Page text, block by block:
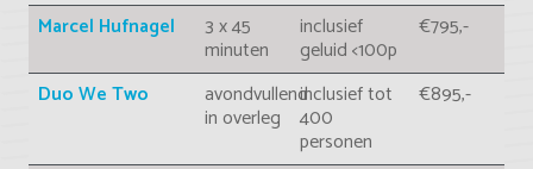
Marcel Hufnagel 3 x 45
minuten
inclusief
geluid <100p
€795,-
Duo We Two avondvullend
in overleg
inclusief tot
400
personen
€895,-